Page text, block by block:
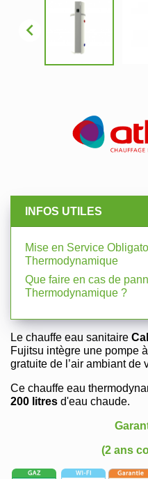

INFOS UTILES
Mise en Service
Thermodynamique
Que faire en cas de
Thermodynamique ?
Le chauffe eau sanitaire
Fujitsu intègre une pompe
gratuite de l’air ambiant de
Ce chauffe eau
200 litres d'eau chaude.
(2 ans